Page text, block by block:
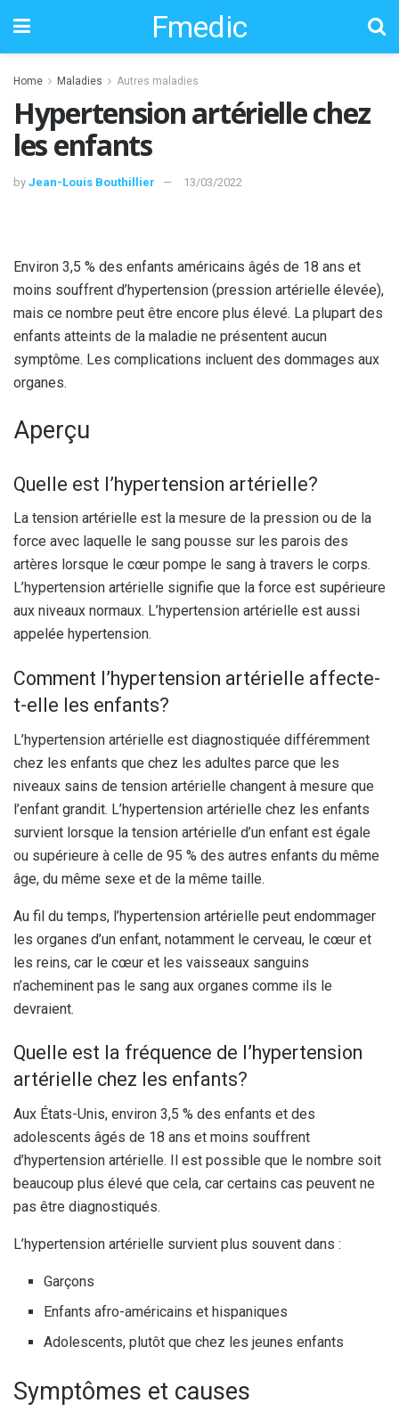
Fmedic
Home Maladies Autres maladies
Hypertension artérielle chez
les enfants
by Jean-Louis Bouthillier 13/03/2022
Environ 3,5 % des enfants américains âgés de 18 ans et
moins souffrent d’hypertension (pression artérielle élevée),
mais ce nombre peut être encore plus élevé. La plupart des
enfants atteints de la maladie ne présentent aucun
symptôme. Les complications incluent des dommages aux
organes.
Aperçu
Quelle est l’hypertension artérielle?
La tension artérielle est la mesure de la pression ou de la
force avec laquelle le sang pousse sur les parois des
artères lorsque le cœur pompe le sang à travers le corps.
L’hypertension artérielle signifie que la force est supérieure
aux niveaux normaux. L’hypertension artérielle est aussi
appelée hypertension.
Comment l’hypertension artérielle affecte-
t-elle les enfants?
L’hypertension artérielle est diagnostiquée différemment
chez les enfants que chez les adultes parce que les
niveaux sains de tension artérielle changent à mesure que
l’enfant grandit. L’hypertension artérielle chez les enfants
survient lorsque la tension artérielle d’un enfant est égale
ou supérieure à celle de 95 % des autres enfants du même
âge, du même sexe et de la même taille.
Au fil du temps, l’hypertension artérielle peut endommager
les organes d’un enfant, notamment le cerveau, le cœur et
les reins, car le cœur et les vaisseaux sanguins
n’acheminent pas le sang aux organes comme ils le
devraient.
Quelle est la fréquence de l’hypertension
artérielle chez les enfants?
Aux États-Unis, environ 3,5 % des enfants et des
adolescents âgés de 18 ans et moins souffrent
d’hypertension artérielle. Il est possible que le nombre soit
beaucoup plus élevé que cela, car certains cas peuvent ne
pas être diagnostiqués.
L’hypertension artérielle survient plus souvent dans :
Garçons
Enfants afro-américains et hispaniques
Adolescents, plutôt que chez les jeunes enfants
Symptômes et causes